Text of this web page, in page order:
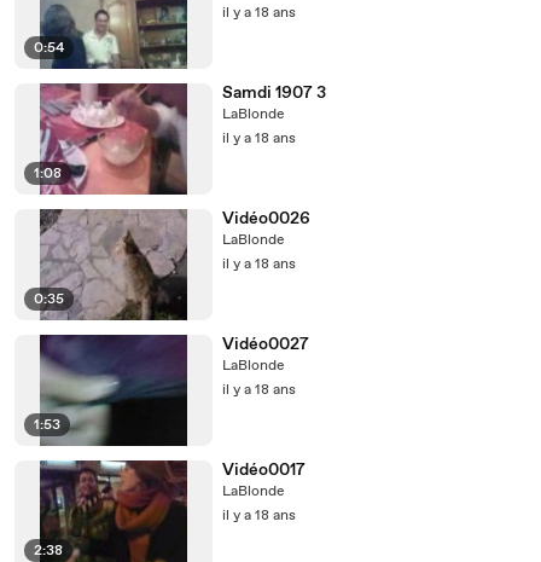
0:54
il y a 18 ans
1:08
Samdi 1907 3
LaBlonde
il y a 18 ans
0:35
Vidéo0026
LaBlonde
il y a 18 ans
1:53
Vidéo0027
LaBlonde
il y a 18 ans
2:38
Vidéo0017
LaBlonde
il y a 18 ans